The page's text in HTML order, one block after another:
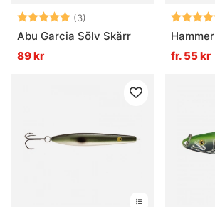
Betyg: (3)
5.0 utav 5 stjärnor
Abu Garcia Sölv Skärr
89 kr
Betyg:
Hammer
fr. 55 kr